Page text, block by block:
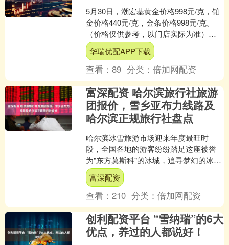
5月30日，潮宏基黄金价格998元/克，铂
金价格440元/克，金条价格998元/克。
（价格仅供参考，以门店实际为准）同
日上海黄金交易所现货黄金AU9999最新
价....
华瑞优配APP下载
查看：89 分类：倍加网配资
富深配资 哈尔滨旅行社旅游
团报价，雪乡亚布力线路及
哈尔滨正规旅行社盘点
哈尔滨冰雪旅游市场迎来年度最旺时
段，全国各地的游客纷纷踏足这座被誉
为"东方莫斯科"的冰城，追寻梦幻的冰雪
奇缘。根据哈尔滨市文化广电和旅游局
发布的最新数据，202....
富深配资
查看：210 分类：倍加网配资
创利配资平台 “雪纳瑞”的6大
优点，养过的人都说好！